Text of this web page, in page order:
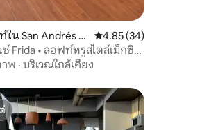
น San Andrés C
คะแนนเฉลี่ย 4.85 จาก
4.85 (34)
Frida • ลอฟท์หรูสไตล์เม็กซิ
พ · บริเวณใกล้เคียง